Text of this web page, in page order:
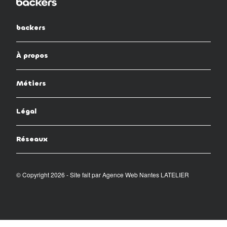
backers
À propos
Métiers
Légal
Réseaux
© Copyright 2026 - Site fait parAgence Web Nantes LATELIER